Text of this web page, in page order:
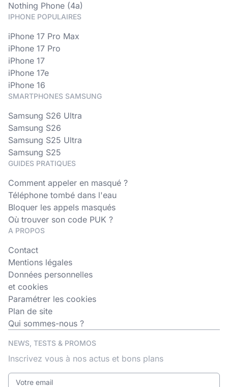
Nothing Phone (4a)
IPHONE POPULAIRES
iPhone 17 Pro Max
iPhone 17 Pro
iPhone 17
iPhone 17e
iPhone 16
SMARTPHONES SAMSUNG
Samsung S26 Ultra
Samsung S26
Samsung S25 Ultra
Samsung S25
GUIDES PRATIQUES
Comment appeler en masqué ?
Téléphone tombé dans l'eau
Bloquer les appels masqués
Où trouver son code PUK ?
A PROPOS
Contact
Mentions légales
Données personnelles
et cookies
Paramétrer les cookies
Plan de site
Qui sommes-nous ?
NEWS, TESTS & PROMOS
Inscrivez vous à nos actus et bons plans